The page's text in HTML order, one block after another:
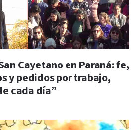
Cayetano en Paraná: fe,
y pedidos por trabajo,
cada día”